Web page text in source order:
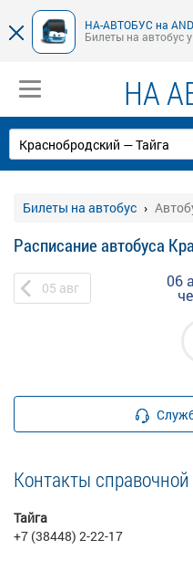
НА-АВТОБУС на
Билеты на автобус
НА
Билеты на автобус
Расписание автобуса
05 авг 06
Контакты справочной
Тайга
+7 (38448) 2-22-17